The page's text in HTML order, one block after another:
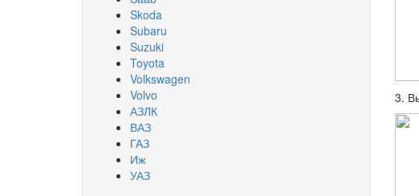
Skoda
Subaru
Suzuki
Toyota
Volkswagen
Volvo
АЗЛК
ВАЗ
ГАЗ
Иж
УАЗ
3.